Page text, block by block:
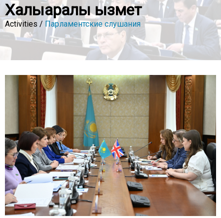
Халықаралық қызмет
Activities / Парламентские слушания